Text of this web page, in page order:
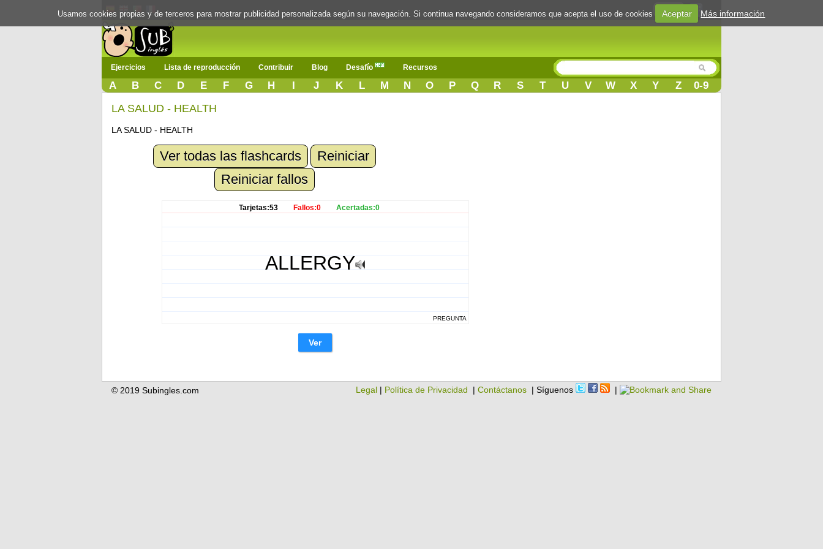
Login
Ejercicios Lista de reproducción Contribuir Blog Desafío Recursos
A B C D E F G H I J K L M N O P Q R S T U V W X Y Z 0-9
LA SALUD - HEALTH
LA SALUD - HEALTH
Ver todas las flashcards
Reiniciar
Reiniciar fallos
Tarjetas:53 Fallos:0 Acertadas:0
ALLERGY
PREGUNTA
Ver
Legal | Política de Privacidad | Contáctanos | Síguenos |
© 2019 Subingles.com
Usamos cookies propias y de terceros para mostrar publicidad personalizada según su navegación. Si continua navegando consideramos que acepta el uso de cookies Aceptar Más información